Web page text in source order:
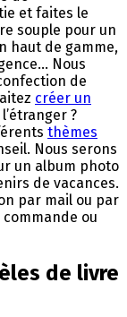
et faites le
souple pour un
haut de gamme,
Nous
de
créer un
?
thèmes
Nous serons
un album photo
de vacances.
par mail ou par
ou
de livre